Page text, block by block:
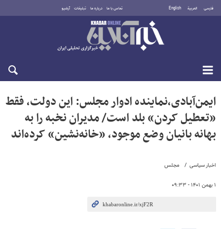
فارسی العربية English تماس با ما درباره ما تبلیغات آرشیو
سه‌شنبه ۲۰ مرداد ۱۴۰۵
اخبار سیاسی مجلس
۱ بهمن ۱۴۰۱ - ۰۹:۳۳
ایمن‌آبادی،نماینده ادوار مجلس: این دولت، فقط
«تعطیل‌ کردن» بلد است/ مدیران نخبه را به
بهانه بانیان وضع موجود، «خانه‌نشین» کرده‌اند